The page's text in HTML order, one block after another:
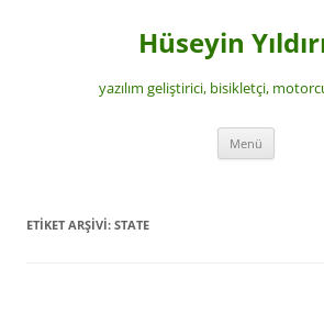
Hüseyin
yazılım geliştirici, bisikletçi,
Menü
ETIKET ARŞIVI: STATE